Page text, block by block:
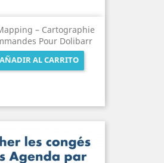
– Cartographie
Pour Dolibarr
AÑADIR AL CARRITO